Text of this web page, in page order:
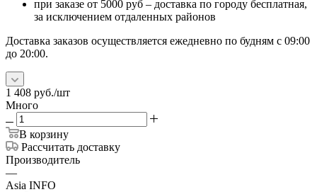
при заказе от 5000 руб – доставка по городу бесплатная,
за исключением отдаленных районов
Доставка заказов осуществляется ежедневно по будням с 09:00
до 20:00.
1 408 руб./шт
Много
В корзину
Рассчитать доставку
Производитель
—
Asia INFO